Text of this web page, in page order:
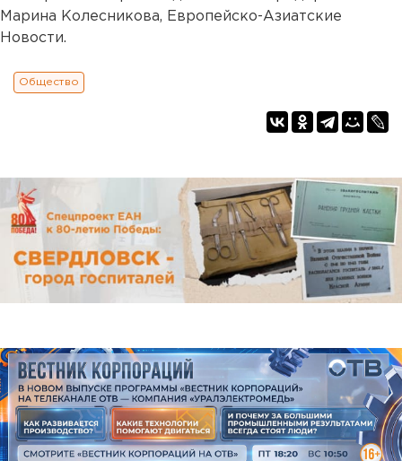
Марина Колесникова, Европейско-Азиатские
Новости.
Общество